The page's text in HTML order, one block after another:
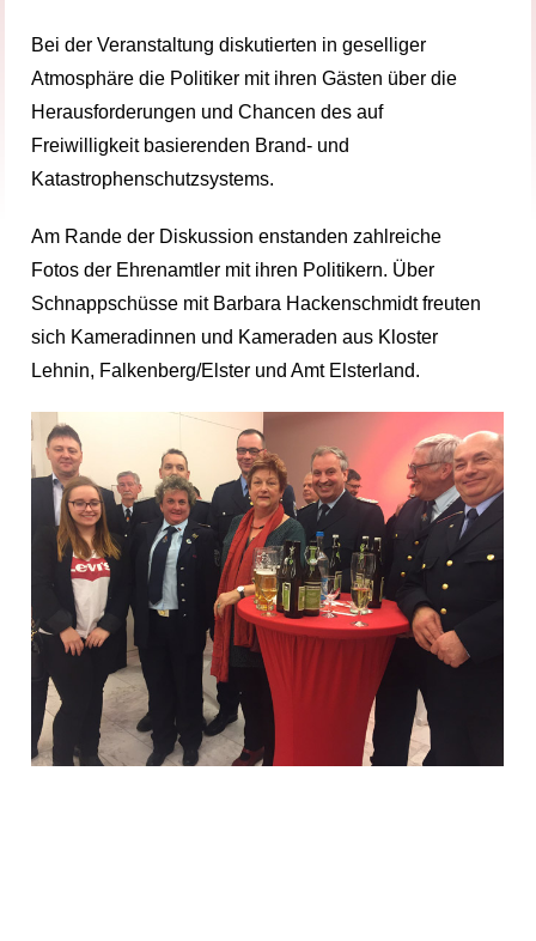
Bei der Veranstaltung diskutierten in geselliger
Atmosphäre die Politiker mit ihren Gästen über die
Herausforderungen und Chancen des auf
Freiwilligkeit basierenden Brand- und
Katastrophenschutzsystems.
Am Rande der Diskussion enstanden zahlreiche
Fotos der Ehrenamtler mit ihren Politikern. Über
Schnappschüsse mit Barbara Hackenschmidt freuten
sich Kameradinnen und Kameraden aus Kloster
Lehnin, Falkenberg/Elster und Amt Elsterland.